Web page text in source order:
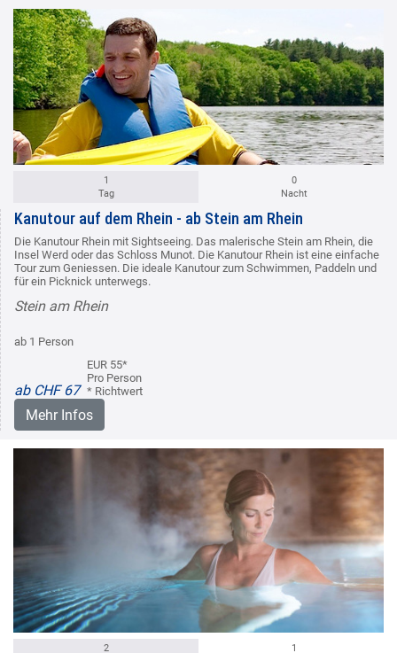
1
Tag
0
Nacht
Kanutour auf dem Rhein - ab Stein am Rhein
Die Kanutour Rhein mit Sightseeing. Das malerische Stein am Rhein, die
Insel Werd oder das Schloss Munot. Die Kanutour Rhein ist eine einfache
Tour zum Geniessen. Die ideale Kanutour zum Schwimmen, Paddeln und
für ein Picknick unterwegs.
Stein am Rhein
ab 1 Person
ab CHF 67
EUR 55*
Pro Person
* Richtwert
Mehr Infos
2
1